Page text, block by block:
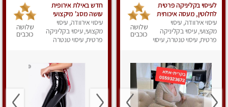
לעיסוי בקליניקה פרטית
לחלוטין, מעסה איכותית
ומיוחדת ברמה גבוהה
מאוד
עיסוי אירוודה, עיסוי
מקצועי, עיסוי בקליניקה
פרטית, עיסוי טנטרה, עיסוי
שלושה
כוכבים
חדש באילת אירופית
עושה מסג' מיקצועי
רפואי קלאסי ספורטיבי
עיסוי אנטי
עיסוי אירוודה, עיסוי
מקצועי, עיסוי בקליניקה
פרטית, עיסוי טנטרה
שלושה
כוכבים